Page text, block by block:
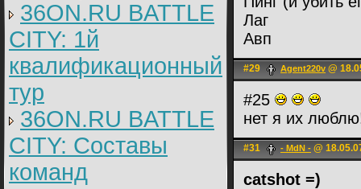
36ON.RU BATTLE
CITY: 1й
квалификационный
тур
36ON.RU BATTLE
CITY: Составы
команд
Лаг
Авп
#29 Agent220v @
#25
нет я их
#31 - MdN - @
catshot =)